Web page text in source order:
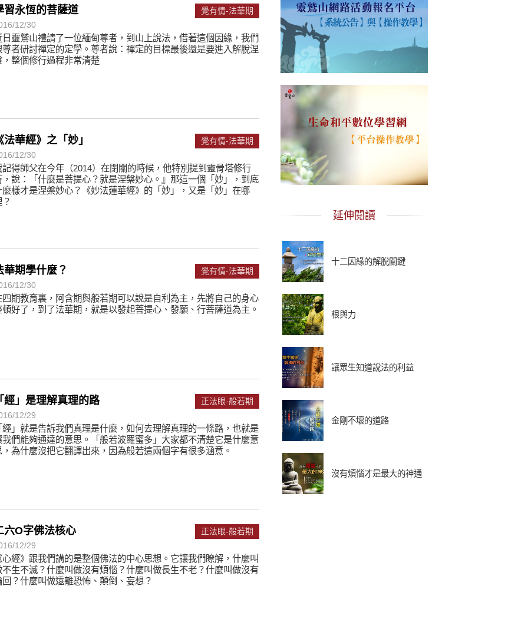
習永恆的菩薩道
12/30
日靈鷲山禮請了一位緬甸尊者，到山上說法，借著這個因緣，我們
尊者研討禪定的定學。尊者說：禪定的目標最後還是要進入解脫涅
，整個修行過程非常清楚
覺有情-法華期
法華經》之「妙」
12/30
記得師父在今年（2014）在閉關的時候，他特別提到靈骨塔修行
，說：「什麼是菩提心？就是涅槃妙心。』那這一個「妙」，到底
麼樣才是涅槃妙心？《妙法蓮華經》的「妙」，又是「妙」在哪
覺有情-法華期
華期學什麼？
12/30
四期教育裏，阿含期與般若期可以說是自利為主，先將自己的身心
頓好了，到了法華期，就是以發起菩提心、發願、行菩薩道為主。
覺有情-法華期
經」是理解真理的路
12/29
經」就是告訴我們真理是什麼，如何去理解真理的一條路，也就是
我們能夠通達的意思。「般若波羅蜜多」大家都不清楚它是什麼意
，為什麼沒把它翻譯出來，因為般若這兩個字有很多涵意。
正法眼-般若期
六O字佛法核心
12/29
心經》跟我們講的是整個佛法的中心思想。它讓我們瞭解，什麼叫
不生不滅？什麼叫做沒有煩惱？什麼叫做長生不老？什麼叫做沒有
回？什麼叫做遠離恐怖、顛倒、妄想？
正法眼-般若期
延伸閱讀
十二因緣的解脫關鍵
根與力
讓眾生知道說法的利益
金剛不壞的道路
沒有煩惱才是最大的神通